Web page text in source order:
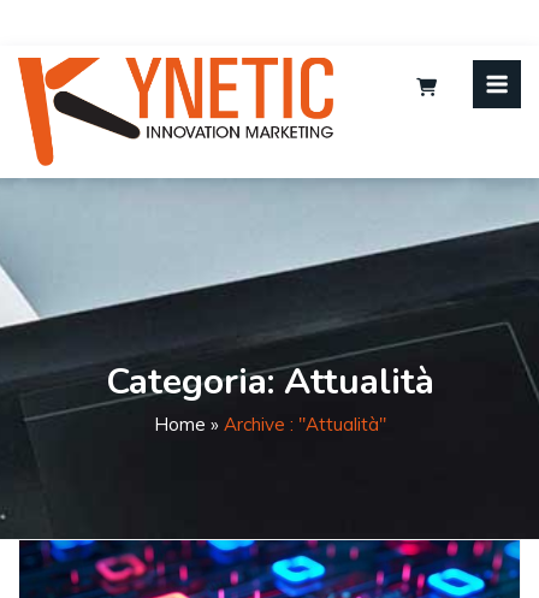
Categoria:Attualità
Home » Archive : "Attualità"